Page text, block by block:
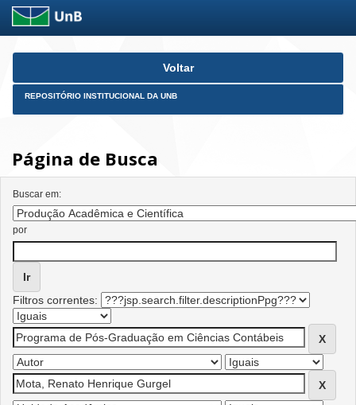
Skip
Voltar
REPOSITÓRIO INSTITUCIONAL DA UNB
Página de Busca
Buscar em:
por
Filtros correntes: